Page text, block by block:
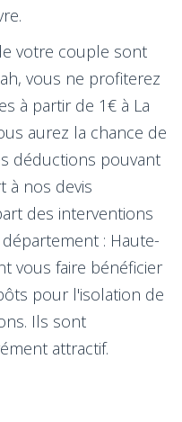
votre couple sont
vous ne profiterez
à partir de 1€ à La
aurez la chance de
déductions pouvant
à nos devis
des interventions
: Haute-
vous faire bénéficier
pour l'isolation de
Ils sont
attractif.